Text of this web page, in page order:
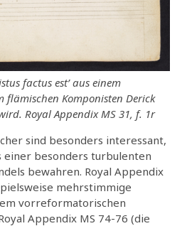
factus est’ aus einem
flämischen Komponisten Derick
Royal Appendix MS 31, f. 1r
sind besonders interessant,
einer besonders turbulenten
bewahren. Royal Appendix
mehrstimmige
vorreformatorischen
Appendix MS 74-76 (die